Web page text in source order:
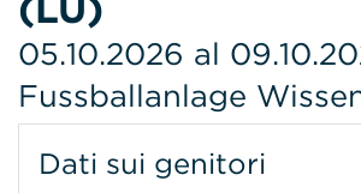
05.10.2026 al
Fussballanlage
Dati sui genitori